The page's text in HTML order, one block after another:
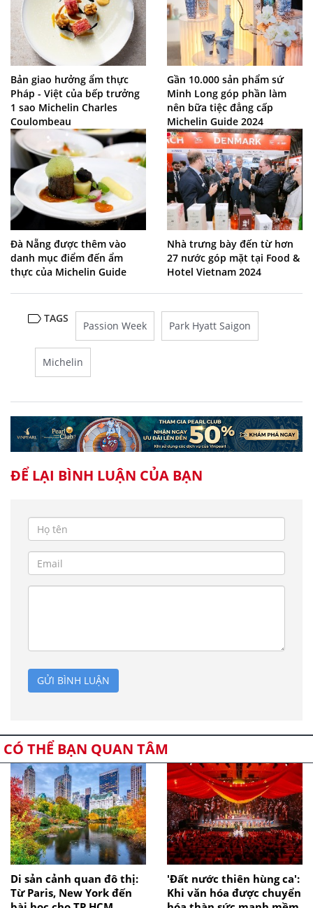
Bản giao hưởng ẩm thực
Pháp - Việt của bếp trưởng
1 sao Michelin Charles
Coulombeau
Gần 10.000 sản phẩm sứ
Minh Long góp phần làm
nên bữa tiệc đẳng cấp
Michelin Guide 2024
Đà Nẵng được thêm vào
danh mục điểm đến ẩm
thực của Michelin Guide
Nhà trưng bày đến từ hơn
27 nước góp mặt tại Food &
Hotel Vietnam 2024
TAGS
Passion Week Park Hyatt Saigon
Michelin
ĐỂ LẠI BÌNH LUẬN CỦA BẠN
GỬI BÌNH LUẬN
CÓ THỂ BẠN QUAN TÂM
Di sản cảnh quan đô thị:
Từ Paris, New York đến
'Đất nước thiên hùng ca':
Khi văn hóa được chuyển